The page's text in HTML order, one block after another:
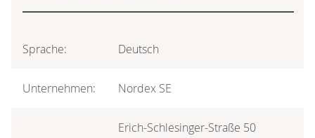
Sprache: Deutsch
Unternehmen: Nordex SE
Erich-Schlesinger-Straße 50